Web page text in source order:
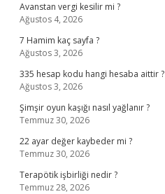
Avanstan vergi kesilir mi ?
Ağustos 4, 2026
7 Hamim kaç sayfa ?
Ağustos 3, 2026
335 hesap kodu hangi hesaba aittir ?
Ağustos 3, 2026
Şimşir oyun kaşığı nasıl yağlanır ?
Temmuz 30, 2026
22 ayar değer kaybeder mi ?
Temmuz 30, 2026
Terapötik işbirliği nedir ?
Temmuz 28, 2026